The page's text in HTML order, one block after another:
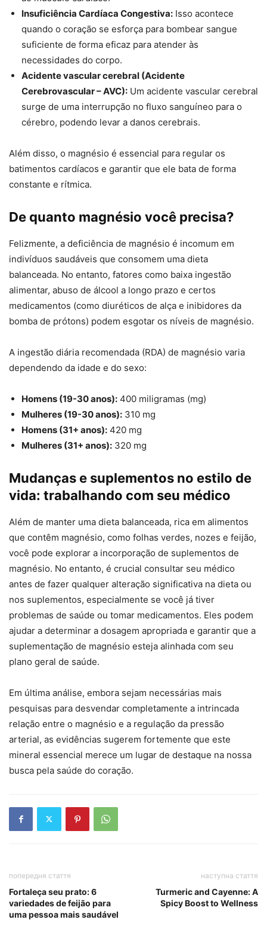
Insuficiência Cardíaca Congestiva: Isso acontece
quando o coração se esforça para bombear sangue
suficiente de forma eficaz para atender às
necessidades do corpo.
Acidente vascular cerebral (Acidente
Cerebrovascular – AVC): Um acidente vascular cerebral
surge de uma interrupção no fluxo sanguíneo para o
cérebro, podendo levar a danos cerebrais.
Além disso, o magnésio é essencial para regular os
batimentos cardíacos e garantir que ele bata de forma
constante e rítmica.
De quanto magnésio você precisa?
Felizmente, a deficiência de magnésio é incomum em
indivíduos saudáveis ​​que consomem uma dieta
balanceada. No entanto, fatores como baixa ingestão
alimentar, abuso de álcool a longo prazo e certos
medicamentos (como diuréticos de alça e inibidores da
bomba de prótons) podem esgotar os níveis de magnésio.
A ingestão diária recomendada (RDA) de magnésio varia
dependendo da idade e do sexo:
Homens (19-30 anos): 400 miligramas (mg)
Mulheres (19-30 anos): 310 mg
Homens (31+ anos): 420 mg
Mulheres (31+ anos): 320 mg
Mudanças e suplementos no estilo de
vida: trabalhando com seu médico
Além de manter uma dieta balanceada, rica em alimentos
que contêm magnésio, como folhas verdes, nozes e feijão,
você pode explorar a incorporação de suplementos de
magnésio. No entanto, é crucial consultar seu médico
antes de fazer qualquer alteração significativa na dieta ou
nos suplementos, especialmente se você já tiver
problemas de saúde ou tomar medicamentos. Eles podem
ajudar a determinar a dosagem apropriada e garantir que a
suplementação de magnésio esteja alinhada com seu
plano geral de saúde.
Em última análise, embora sejam necessárias mais
pesquisas para desvendar completamente a intrincada
relação entre o magnésio e a regulação da pressão
arterial, as evidências sugerem fortemente que este
mineral essencial merece um lugar de destaque na nossa
busca pela saúde do coração.
попередня стаття
Fortaleça seu prato: 6
variedades de feijão para
uma pessoa mais saudável
наступна стаття
Turmeric and Cayenne: A
Spicy Boost to Wellness